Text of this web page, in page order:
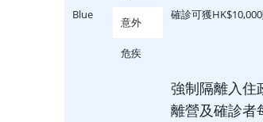
Blue
確診可獲
意外
危疾
強制隔離入住
離營及確診者